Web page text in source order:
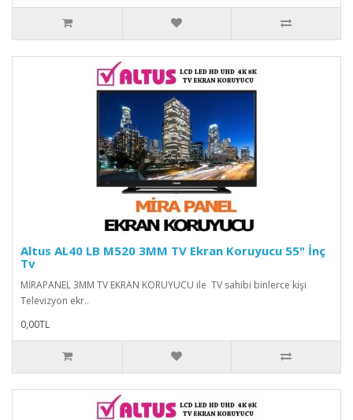
Altus AL40 LB M520 3MM TV Ekran Koruyucu 55" İnç
Tv
MİRAPANEL 3MM TV EKRAN KORUYUCU ile TV sahibi binlerce kişi
Televizyon ekr..
0,00TL